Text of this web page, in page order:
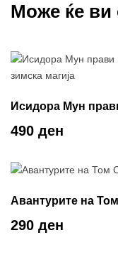
Може ќе ви
Исидора Мун
зимска магија
490 ден
Авантурите на Том
Соер
290 ден